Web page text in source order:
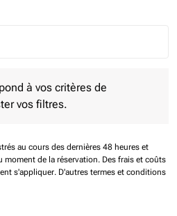
trip Selected
à vos critères de
vos filtres.
au cours des dernières 48 heures et
moment de la réservation. Des frais et coûts
s'appliquer. D'autres termes et conditions